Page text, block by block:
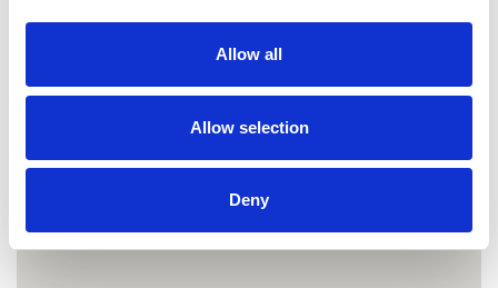
Allow all
Allow selection
Deny
Plan je route